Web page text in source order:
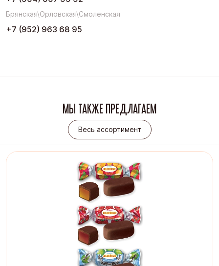
Брянская\Орловская\Смоленская
+7 (952) 963 68 95
МЫ ТАКЖЕ ПРЕДЛАГАЕМ
Весь ассортимент
Весь ассортимент